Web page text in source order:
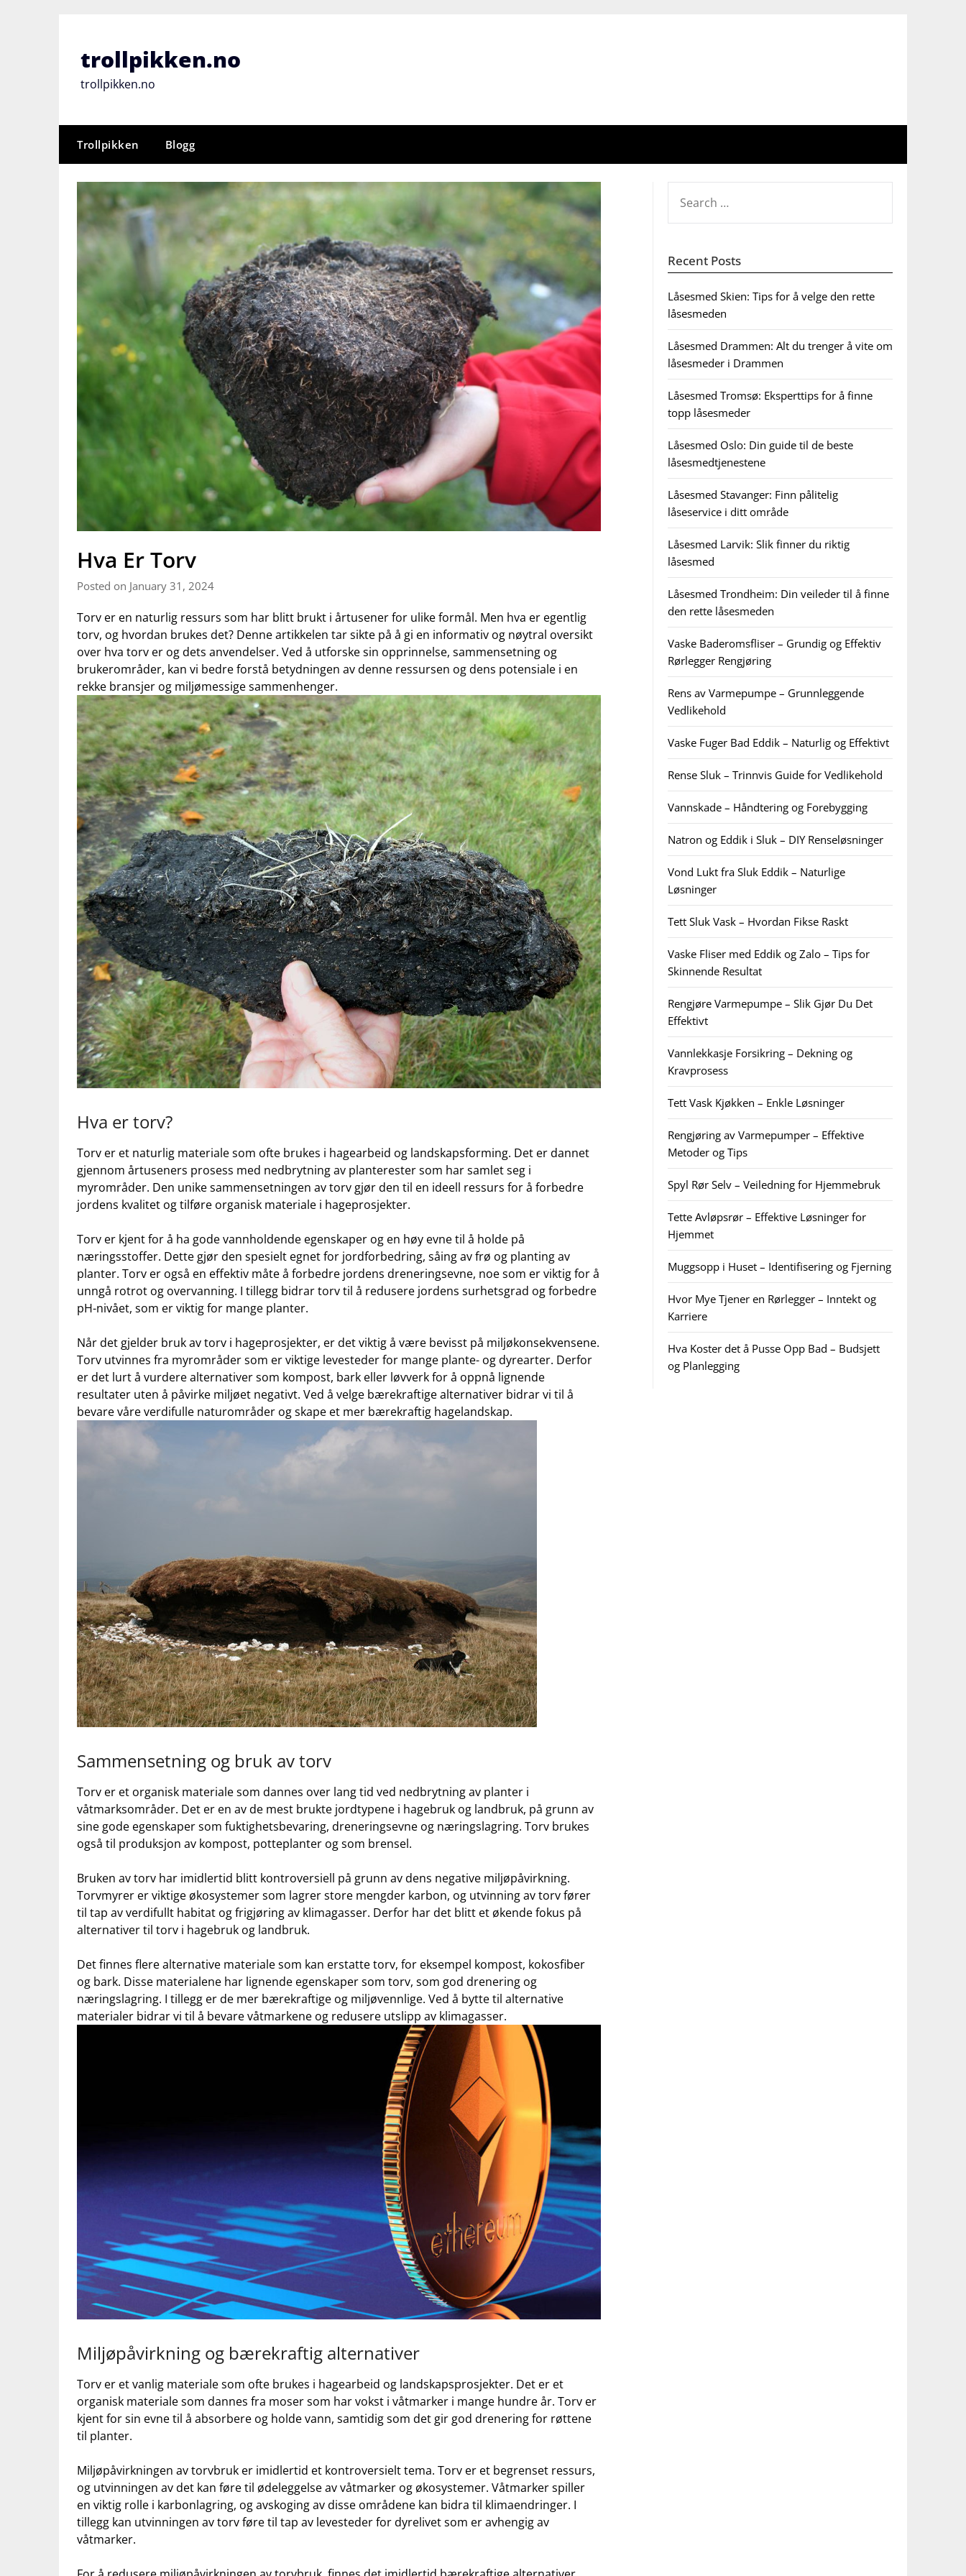
trollpikken.no
trollpikken.no
Trollpikken Blogg
Hva Er Torv
Posted on January 31, 2024
Torv er en naturlig ressurs ‍som har ⁣blitt ​brukt i årtusener for⁢ ulike formål. Men hva​ er egentlig
torv,⁤ og hvordan brukes det? Denne artikkelen‌ tar sikte på å⁢ gi ⁢en informativ og ‍nøytral⁣ oversikt
‌over ⁢hva torv er og dets anvendelser. Ved ‌å utforske⁢ sin opprinnelse, sammensetning og
brukerområder, kan ⁣vi ​bedre forstå betydningen av denne ressursen ​og dens potensiale ⁢i ‌en
rekke bransjer og miljømessige sammenhenger.
Hva er torv?
Torv er et naturlig materiale som ofte brukes ‍i ⁤hagearbeid og⁣ landskapsforming. Det er dannet
gjennom årtuseners prosess med nedbrytning av planterester som har ‌samlet ‍seg i
⁣myrområder. Den unike⁤ sammensetningen av torv gjør den til ⁤en ⁢ideell ressurs for ⁤å forbedre⁣
jordens kvalitet⁤ og tilføre⁣ organisk materiale i hageprosjekter.
Torv ⁢er​ kjent for å ​ha⁤ gode vannholdende egenskaper og ⁢en​ høy evne til å holde på
næringsstoffer. Dette gjør ⁤den ⁤spesielt ⁤egnet for jordforbedring,‍ såing av frø og planting av
planter.‍ Torv ​er også en ​effektiv ‌måte å forbedre jordens ⁢dreneringsevne,‍ noe som‌ er viktig ‍for å
unngå rotrot og overvanning. I tillegg bidrar torv ⁢til å redusere jordens ‌surhetsgrad og ​forbedre
pH-nivået,​ som⁣ er viktig for mange ​planter.
Når det⁣ gjelder bruk av​ torv i hageprosjekter, er det viktig å‌ være bevisst på miljøkonsekvensene.
Torv utvinnes ‍fra⁣ myrområder som ⁣er viktige levesteder for mange plante-​ og dyrearter. ⁢Derfor
er det lurt å vurdere ⁤alternativer som kompost, bark eller‌ løvverk for å oppnå lignende
‌resultater​ uten å påvirke miljøet​ negativt. Ved å velge bærekraftige alternativer bidrar vi til å
bevare våre verdifulle naturområder og ‍skape et mer‍ bærekraftig hagelandskap.
Sammensetning​ og bruk ‍av⁢ torv
Torv er et organisk ‌materiale som‍ dannes over⁣ lang⁤ tid ved nedbrytning av ⁤planter⁣ i
våtmarksområder. Det er en av‌ de ​mest⁣ brukte jordtypene i hagebruk og landbruk, på grunn av⁢
sine ⁣gode⁤ egenskaper som fuktighetsbevaring, dreneringsevne og næringslagring. Torv⁢ brukes⁢
også⁤ til produksjon av kompost, potteplanter ‌og ‌som brensel.
Bruken ​av torv har⁤ imidlertid blitt ⁤kontroversiell på grunn av‌ dens negative miljøpåvirkning.
Torvmyrer er viktige økosystemer som‍ lagrer store mengder ⁤karbon, og utvinning ⁤av torv fører
til tap av verdifullt habitat og ‌frigjøring⁤ av klimagasser. Derfor har det blitt et økende⁢ fokus på
alternativer til⁤ torv i hagebruk og landbruk.
Det ⁢finnes flere alternative materiale som ⁣kan ⁢erstatte⁣ torv, for eksempel kompost,⁢ kokosfiber
og ⁢bark. Disse materialene har⁤ lignende egenskaper som torv, som god drenering og
næringslagring. ‌I ⁣tillegg er de mer bærekraftige og miljøvennlige. Ved å ⁤bytte til ⁢alternative
materialer bidrar⁢ vi til å bevare våtmarkene ⁣og⁣ redusere utslipp av klimagasser.
Miljøpåvirkning og ‌bærekraftig alternativer
Torv ⁢er et vanlig materiale som ofte brukes i hagearbeid ‌og landskapsprosjekter. Det er et‌
organisk materiale som dannes fra moser som har vokst i våtmarker i mange hundre ⁢år.​ Torv ⁣er
kjent for sin evne ‌til å absorbere og⁣ holde ⁣vann, samtidig som det gir god drenering for røttene
til ⁢planter.​
Miljøpåvirkningen⁤ av⁣ torvbruk er imidlertid et kontroversielt tema.‍ Torv er et begrenset ressurs, ​
og ​utvinningen av det kan⁣ føre ‍til ødeleggelse av ⁤våtmarker og økosystemer. Våtmarker⁣ spiller‍
en viktig rolle⁢ i karbonlagring, og avskoging av ‌disse områdene ‌kan⁤ bidra til klimaendringer. I
tillegg kan ⁣utvinningen‍ av ​torv føre til tap av ⁢levesteder for⁢ dyrelivet ⁢som er⁢ avhengig​ av
våtmarker.
FOR:
Recent Posts
Låsesmed Skien: Tips for å velge den rette
låsesmeden
Låsesmed Drammen: Alt du trenger å vite om
låsesmeder i Drammen
Låsesmed Tromsø: Eksperttips for å finne
topp låsesmeder
Låsesmed Oslo: Din guide til de beste
låsesmedtjenestene
Låsesmed Stavanger: Finn pålitelig
låseservice i ditt område
Låsesmed Larvik: Slik finner du riktig
låsesmed
Låsesmed Trondheim: Din veileder til å finne
den rette låsesmeden
Vaske Baderomsfliser – Grundig og Effektiv
Rørlegger Rengjøring
Rens av Varmepumpe – Grunnleggende
Vedlikehold
Vaske Fuger Bad Eddik – Naturlig og Effektivt
Rense Sluk – Trinnvis Guide for Vedlikehold
Vannskade – Håndtering og Forebygging
Natron og Eddik i Sluk – DIY Renseløsninger
Vond Lukt fra Sluk Eddik – Naturlige
Løsninger
Tett Sluk Vask – Hvordan Fikse Raskt
Vaske Fliser med Eddik og Zalo – Tips for
Skinnende Resultat
Rengjøre Varmepumpe – Slik Gjør Du Det
Effektivt
Vannlekkasje Forsikring – Dekning og
Kravprosess
Tett Vask Kjøkken – Enkle Løsninger
Rengjøring av Varmepumper – Effektive
Metoder og Tips
Spyl Rør Selv – Veiledning for Hjemmebruk
Tette Avløpsrør – Effektive Løsninger for
Hjemmet
Muggsopp i Huset – Identifisering og Fjerning
Hvor Mye Tjener en Rørlegger – Inntekt og
Karriere
Hva Koster det å Pusse Opp Bad – Budsjett
og Planlegging